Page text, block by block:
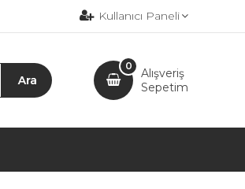
Kullanıcı Paneli
Alışveriş
Sepetim
0